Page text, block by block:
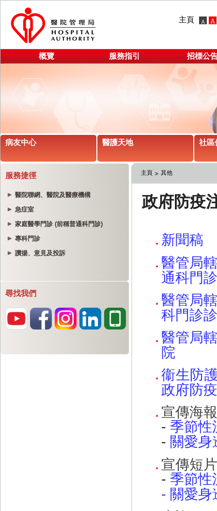
主頁
概覽 服務指引 招標公
病友中心 醫護天地 社區
服務捷徑
醫院聯網、醫院及醫療機構
急症室
家庭醫學門診 (前稱普通科門診)
專科門診
讚揚、意見及投訴
尋找我們
主頁 其他